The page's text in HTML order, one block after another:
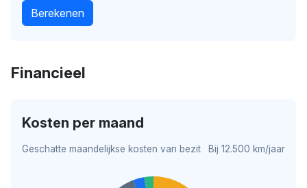
Berekenen
Financieel
Kosten per maand
Geschatte maandelijkse kosten van bezit Bij 12.500 km/jaar